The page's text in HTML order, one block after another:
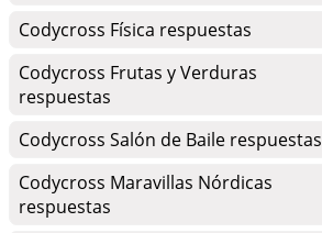
Codycross Física respuestas
Codycross Frutas y Verduras
respuestas
Codycross Salón de Baile respuestas
Codycross Maravillas Nórdicas
respuestas